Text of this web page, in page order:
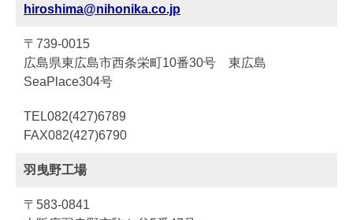
hiroshima@nihonika.co.jp
〒739-0015
広島県東広島市西条栄町10番30号 東広島
SeaPlace304号
TEL082(427)6789
FAX082(427)6790
羽曳野工場
〒583-0841